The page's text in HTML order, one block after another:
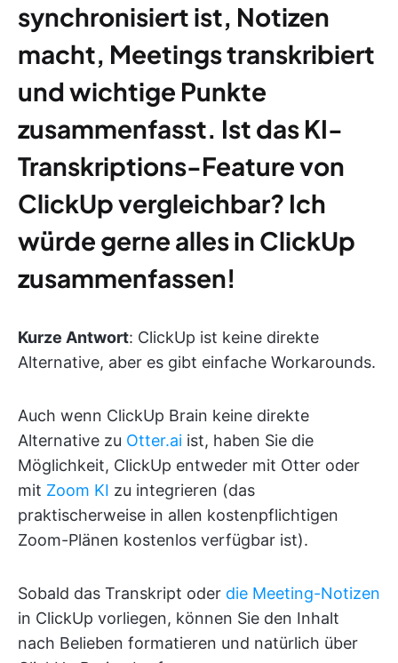
synchronisiert ist, Notizen
macht, Meetings transkribiert
und wichtige Punkte
zusammenfasst. Ist das KI-
Transkriptions-Feature von
ClickUp vergleichbar? Ich
würde gerne alles in ClickUp
zusammenfassen!
Kurze Antwort: ClickUp ist keine direkte
Alternative, aber es gibt einfache Workarounds.
Auch wenn ClickUp Brain keine direkte
Alternative zu Otter.ai ist, haben Sie die
Möglichkeit, ClickUp entweder mit Otter oder
mit Zoom KI zu integrieren (das
praktischerweise in allen kostenpflichtigen
Zoom-Plänen kostenlos verfügbar ist).
Sobald das Transkript oder die Meeting-Notizen
in ClickUp vorliegen, können Sie den Inhalt
nach Belieben formatieren und natürlich über